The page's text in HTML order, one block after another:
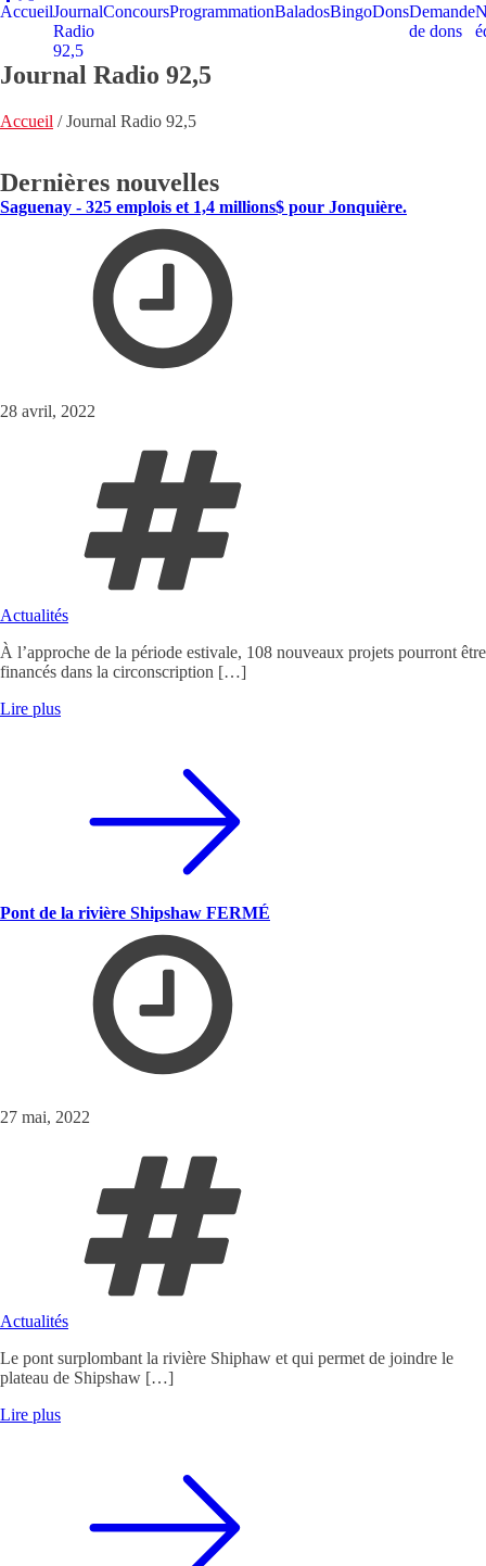
AccueilJournal
Radio
92,5
ConcoursProgrammationBaladosBingoDonsDemande
de dons
Journal Radio 92,5
Accueil /Journal Radio 92,5
Dernières nouvelles
Saguenay - 325 emplois et 1,4 millions$ pour Jonquière.
28 avril, 2022
Actualités
À l’approche de la période estivale, 108 nouveaux projets pourront être
financés dans la circonscription […]
Lire plus
Pont de la rivière Shipshaw FERMÉ
27 mai, 2022
Actualités
Le pont surplombant la rivière Shiphaw et qui permet de joindre le
plateau de Shipshaw […]
Lire plus